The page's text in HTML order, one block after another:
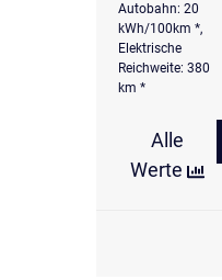
Autobahn: 20
kWh/100km *,
Elektrische
Reichweite: 380
km *
Alle
Werte